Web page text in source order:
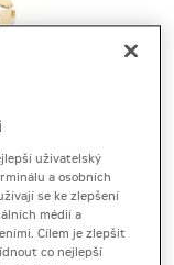
uživatelský
a osobních
se ke zlepšení
médií a
Cílem je zlepšit
co nejlepší